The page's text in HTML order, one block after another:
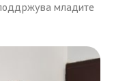
младите